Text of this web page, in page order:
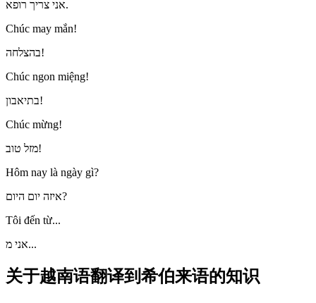
אני צריך רופא.
Chúc may mắn!
בהצלחה!
Chúc ngon miệng!
בתיאבון!
Chúc mừng!
מזל טוב!
Hôm nay là ngày gì?
איזה יום היום?
Tôi đến từ...
אני מ...
关于越南语翻译到希伯来语的知识